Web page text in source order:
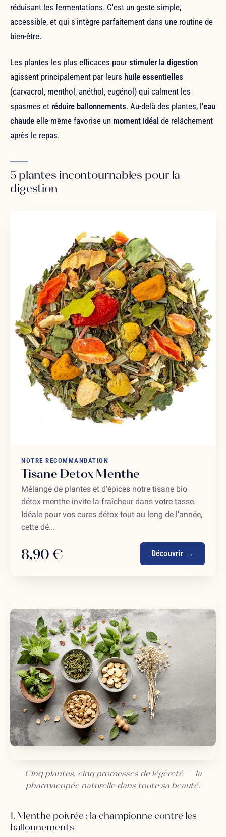
réduisant les fermentations. C'est un geste simple,
accessible, et qui s'intègre parfaitement dans une routine de
bien-être.
Les plantes les plus efficaces pour stimuler la digestion
agissent principalement par leurs huile essentielles
(carvacrol, menthol, anéthol, eugénol) qui calment les
spasmes et réduire ballonnements. Au-delà des plantes, l'eau
chaude elle-même favorise un moment idéal de relâchement
après le repas.
5 plantes incontournables pour la
digestion
NOTRE RECOMMANDATION
Tisane Detox Menthe
Mélange de plantes et d'épices notre tisane bio
détox menthe invite la fraîcheur dans votre tasse.
Idéale pour vos cures détox tout au long de l'année,
cette dé...
8,90 € Découvrir →
Cinq plantes, cinq promesses de légèreté — la
pharmacopée naturelle dans toute sa beauté.
1. Menthe poivrée : la championne contre les
ballonnements